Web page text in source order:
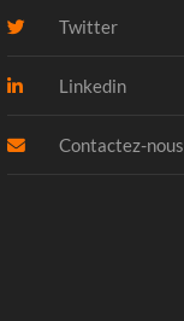
Twitter
Linkedin
Contactez-nous